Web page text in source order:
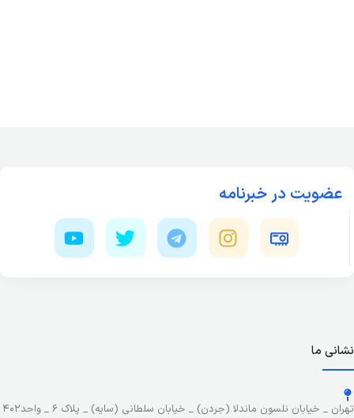
عضویت در خبرنامه
نشانی ما
تهران _ خیابان نلسون ماندلا (جردن) _ خیابان سلطانی (سایه) _ پلاک ۶ _ واحد۴۰۲